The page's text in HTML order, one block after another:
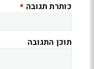
כותרת תגובה *
תוכן התגובה